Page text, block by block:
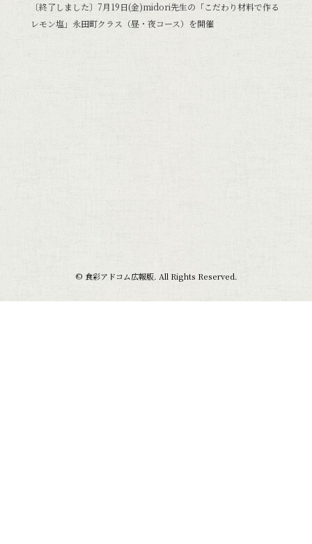
〔終了しました〕7月19日(金)midori先生の「こだわり材料で作る
レモン塩」永田町クラス（昼・夜コース）を開催
© 食彩アドコム広報版. All Rights Reserved.